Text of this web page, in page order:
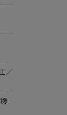
／